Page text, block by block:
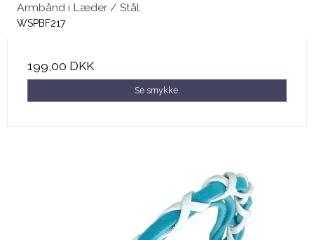
Armbånd i Læder / Stål
WSPBF217
199,00 DKK
Se smykke.